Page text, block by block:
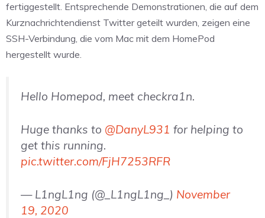
fertiggestellt. Entsprechende Demonstrationen, die auf dem
Kurznachrichtendienst Twitter geteilt wurden, zeigen eine
SSH-Verbindung, die vom Mac mit dem HomePod
hergestellt wurde.
Hello Homepod, meet checkra1n.
Huge thanks to @DanyL931 for helping to
get this running.
pic.twitter.com/FjH7253RFR
— L1ngL1ng (@_L1ngL1ng_) November
19, 2020